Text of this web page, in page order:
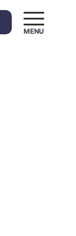
MENU